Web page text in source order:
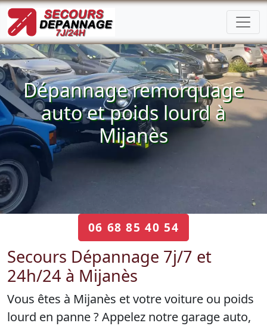
Dépannage remorquage
auto et poids lourd à
Mijanès
06 68 85 40 54
Secours Dépannage 7j/7 et
24h/24 à Mijanès
Vous êtes à Mijanès et votre voiture ou poids
lourd en panne ? Appelez notre garage auto,